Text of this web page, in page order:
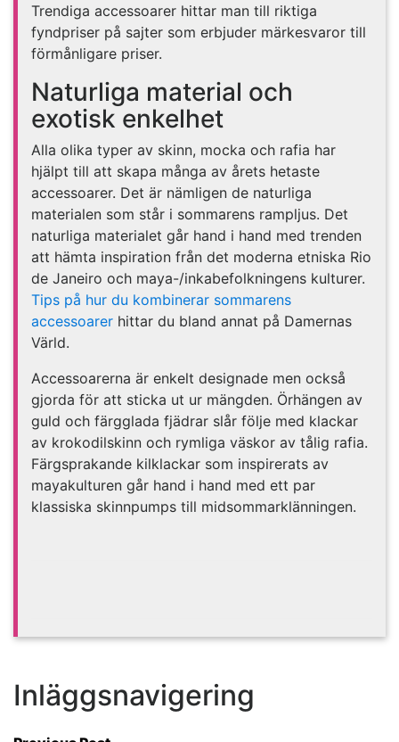
Trendiga accessoarer hittar man till riktiga
fyndpriser på sajter som erbjuder märkesvaror till
förmånligare priser.
Naturliga material och
exotisk enkelhet
Alla olika typer av skinn, mocka och rafia har
hjälpt till att skapa många av årets hetaste
accessoarer. Det är nämligen de naturliga
materialen som står i sommarens rampljus. Det
naturliga materialet går hand i hand med trenden
att hämta inspiration från det moderna etniska Rio
de Janeiro och maya-/inkabefolkningens kulturer.
Tips på hur du kombinerar sommarens
accessoarer hittar du bland annat på Damernas
Värld.
Accessoarerna är enkelt designade men också
gjorda för att sticka ut ur mängden. Örhängen av
guld och färgglada fjädrar slår följe med klackar
av krokodilskinn och rymliga väskor av tålig rafia.
Färgsprakande kilklackar som inspirerats av
mayakulturen går hand i hand med ett par
klassiska skinnpumps till midsommarklänningen.
Inläggsnavigering